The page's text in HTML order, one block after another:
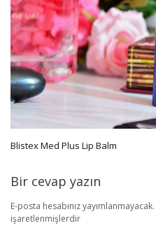
Blistex Med Plus Lip Balm
Bir cevap yazın
E-posta hesabınız yayımlanmayacak.
işaretlenmişlerdir